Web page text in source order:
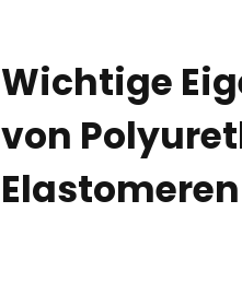
Wichtige
von
Elastomeren